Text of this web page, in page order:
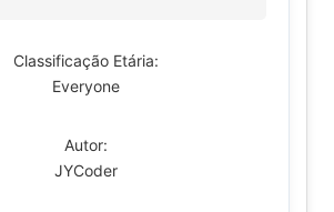
Classificação Etária:
Everyone
Autor:
JYCoder